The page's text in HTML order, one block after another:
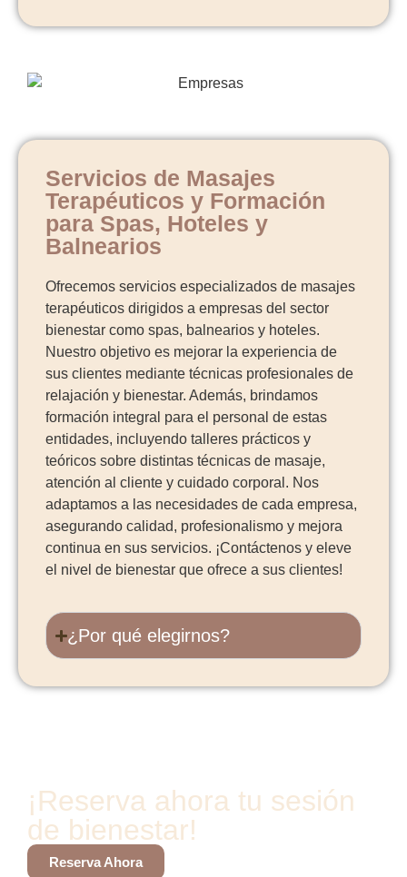
Servicios de Masajes
Terapéuticos y Formación
para Spas, Hoteles y
Balnearios
Ofrecemos servicios especializados de masajes
terapéuticos dirigidos a empresas del sector
bienestar como spas, balnearios y hoteles.
Nuestro objetivo es mejorar la experiencia de
sus clientes mediante técnicas profesionales de
relajación y bienestar. Además, brindamos
formación integral para el personal de estas
entidades, incluyendo talleres prácticos y
teóricos sobre distintas técnicas de masaje,
atención al cliente y cuidado corporal. Nos
adaptamos a las necesidades de cada empresa,
asegurando calidad, profesionalismo y mejora
continua en sus servicios. ¡Contáctenos y eleve
el nivel de bienestar que ofrece a sus clientes!
¿Por qué elegirnos?
¡Reserva ahora tu sesión
de bienestar!
Reserva Ahora